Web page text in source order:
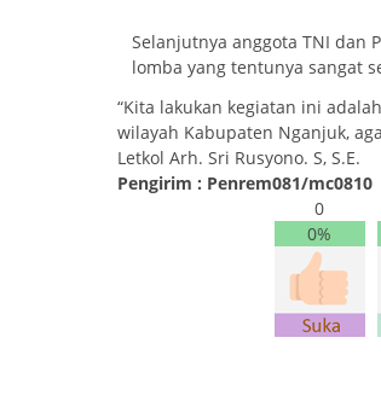
S‎elanjutnya anggota TNI dan
lomba yang tentunya sangat
“Kita lakukan kegiatan ini
wilayah Kabupaten Nganjuk,
Letkol Arh. Sri Rusyono. S, S.E.
Pengirim : Penrem081/mc0810
0
0%